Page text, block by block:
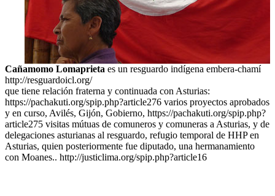
Cañamomo Lomaprieta es un resguardo indígena embera-chamí
http://resguardoicl.org/
que tiene relación fraterna y continuada con Asturias:
https://pachakuti.org/spip.php?article276 varios proyectos aprobados
y en curso, Avilés, Gijón, Gobierno, https://pachakuti.org/spip.php?
article275 visitas mútuas de comuneros y comuneras a Asturias, y de
delegaciones asturianas al resguardo, refugio temporal de HHP en
Asturias, quien posteriormente fue diputado, una hermanamiento
con Moanes.. http://justiclima.org/spip.php?article16